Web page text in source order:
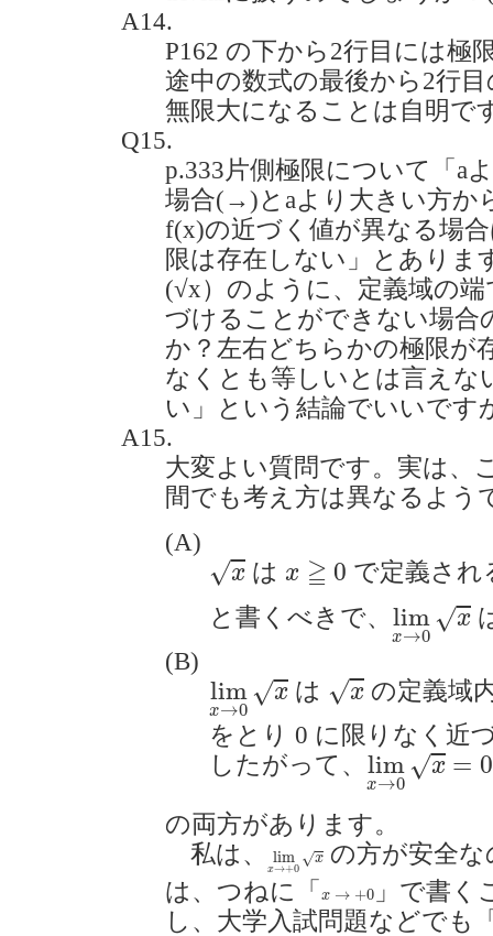
A14.
P162 の下から2行目には極
途中の数式の最後から2行
無限大になることは自明で
Q15.
p.333片側極限について「a
場合(→)とaより大きい方か
f(x)の近づく値が異なる場
限は存在しない」とあり
(√x）のように、定義域の
づけることができない場合
か？左右どちらかの極限が
なくとも等しいとは言えな
い」という結論でいいです
A15.
大変よい質問です。実は、
間でも考え方は異なるよう
(A)
√x は x ≧ 0
≧0
で定義さ
と書くべきで、 lim
x→0
√x
lim →0x
(B)
lim
x→0
√x
lim →0x
は √xの定義域
をとり 0 に限りなく近
したがって、 lim
x→0
√x = 0
limx →0x=
の両方があります。
私は、
lim
x→+0
√x
lim +0 xの方が安全
は、つねに「
x → +0
x→ + 0
」で書く
し、大学入試問題などでも